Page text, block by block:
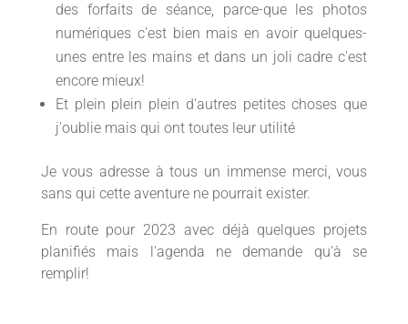
des forfaits de séance, parce-que les photos
numériques c'est bien mais en avoir quelques-
unes entre les mains et dans un joli cadre c'est
encore mieux!
Et plein plein plein d'autres petites choses que
j'oublie mais qui ont toutes leur utilité
Je vous adresse à tous un immense merci, vous
sans qui cette aventure ne pourrait exister.
En route pour 2023 avec déjà quelques projets
planifiés mais l'agenda ne demande qu'à se
remplir!